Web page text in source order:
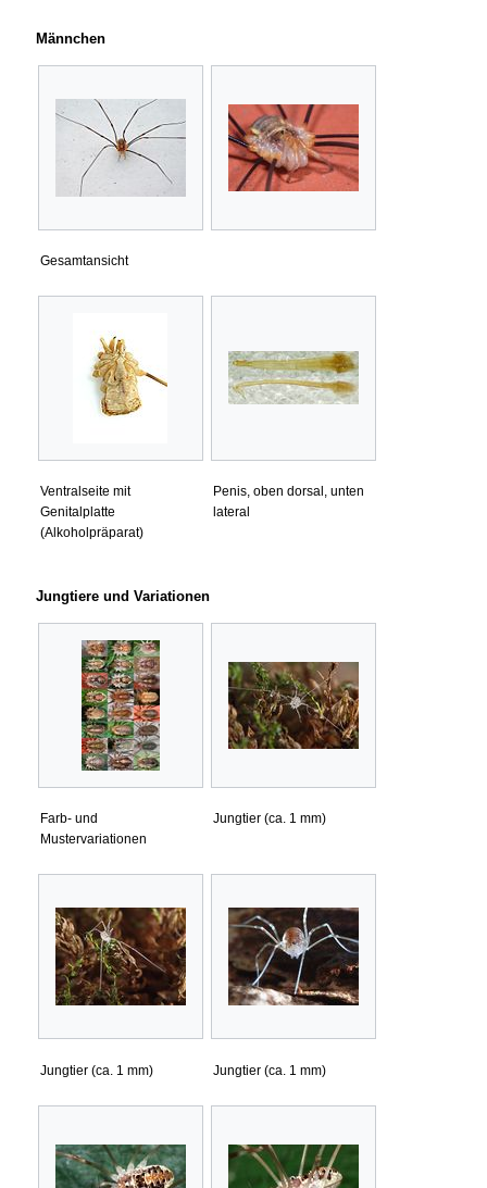
Männchen
Gesamtansicht
Ventralseite mit
Genitalplatte
(Alkoholpräparat)
Penis, oben dorsal, unten
lateral
Jungtiere und Variationen
Farb- und
Mustervariationen
Jungtier (ca. 1 mm)
Jungtier (ca. 1 mm) Jungtier (ca. 1 mm)